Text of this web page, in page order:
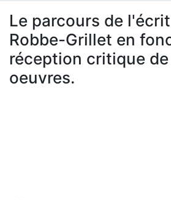
À propos
Le parcours de
Robbe-Grillet en
réception critique de
oeuvres.